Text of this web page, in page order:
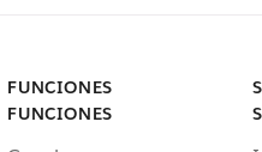
FUNCIONES
FUNCIONES